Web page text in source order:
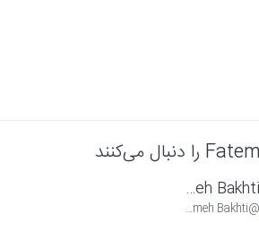
Fatemeh Bakhti
@Fatemeh Bakhti